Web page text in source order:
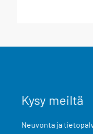
Kysy meiltä
Neuvonta ja